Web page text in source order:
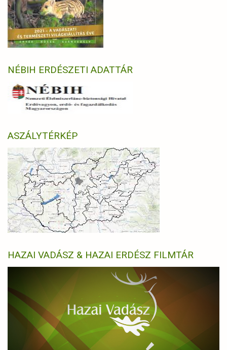
NÉBIH ERDÉSZETI ADATTÁR
ASZÁLYTÉRKÉP
HAZAI VADÁSZ & HAZAI ERDÉSZ FILMTÁR